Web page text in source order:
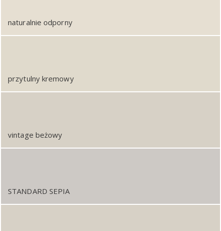
naturalnie odporny
przytulny kremowy
vintage beżowy
STANDARD SEPIA